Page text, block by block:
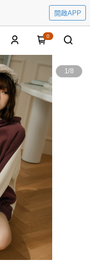
開啟APP
0
1/8